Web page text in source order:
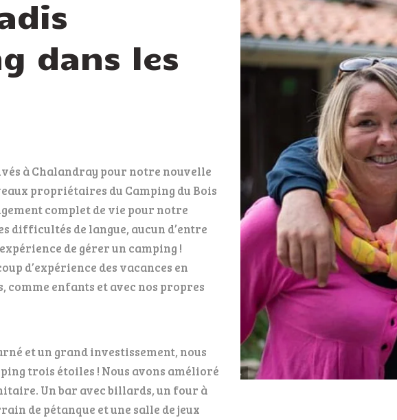
dans les
à Chalandray pour notre nouvelle
propriétaires du Camping du Bois
complet de vie pour notre
difficultés de langue, aucun d’entre
de gérer un camping !
d’expérience des vacances en
enfants et avec nos propres
et un grand investissement, nous
trois étoiles ! Nous avons amélioré
Un bar avec billards, un four à
de pétanque et une salle de jeux